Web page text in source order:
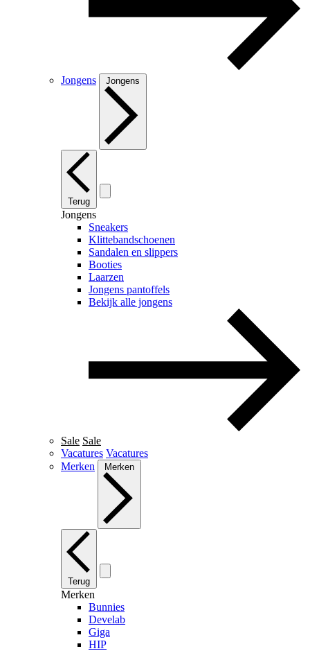
Jongens Jongens
Terug
Jongens
Sneakers
Klittebandschoenen
Sandalen en slippers
Booties
Laarzen
Jongens pantoffels
Bekijk alle jongens
Sale Sale
Vacatures Vacatures
Merken
Merken
Terug
Merken
Bunnies
Develab
Giga
HIP